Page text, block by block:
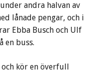
andra halvan av
lånade pengar, och i
Ebba Busch och Ulf
en buss.
kör en överfull